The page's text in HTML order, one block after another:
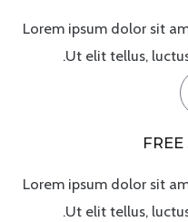
Lorem ipsum dolor sit
Ut elit tellus,
Lorem ipsum dolor sit
Ut elit tellus,